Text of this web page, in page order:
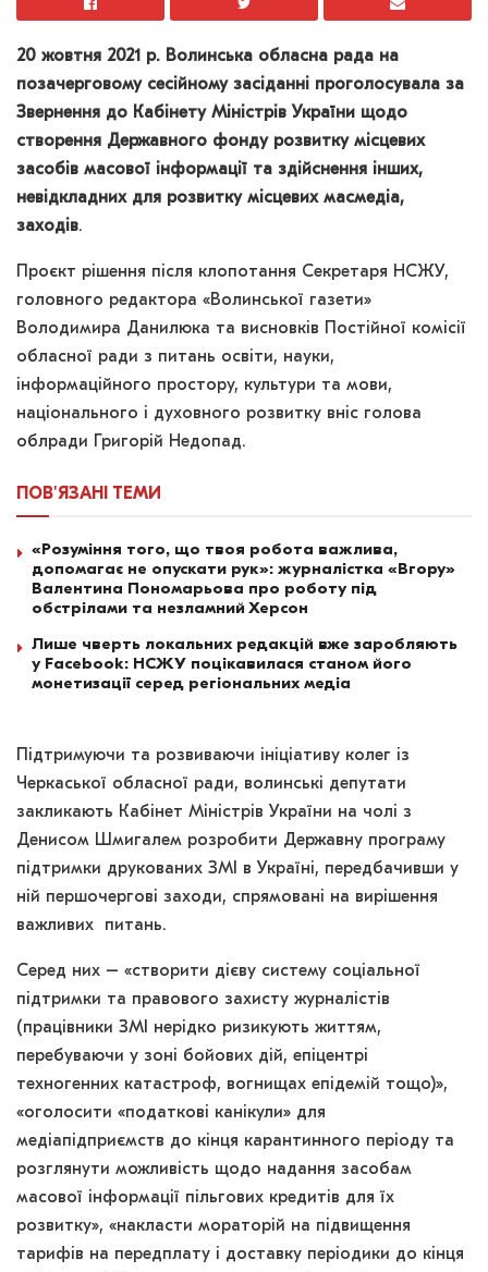
20 жовтня 2021 р. Волинська обласна рада на
позачерговому сесійному засіданні проголосувала за
Звернення до Кабінету Міністрів України щодо
створення Державного фонду розвитку місцевих
засобів масової інформації та здійснення інших,
невідкладних для розвитку місцевих масмедіа,
заходів.
Проєкт рішення після клопотання Секретаря НСЖУ,
головного редактора «Волинської газети»
Володимира Данилюка та висновків Постійної комісії
обласної ради з питань освіти, науки,
інформаційного простору, культури та мови,
національного і духовного розвитку вніс голова
облради Григорій Недопад.
ПОВ'ЯЗАНІ ТЕМИ
«Розуміння того, що твоя робота важлива,
допомагає не опускати рук»: журналістка «Вгору»
Валентина Пономарьова про роботу під
обстрілами та незламний Херсон
Лише чверть локальних редакцій вже заробляють
у Facebook: НСЖУ поцікавилася станом його
монетизації серед регіональних медіа
Підтримуючи та розвиваючи ініціативу колег із
Черкаської обласної ради, волинські депутати
закликають Кабінет Міністрів України на чолі з
Денисом Шмигалем розробити Державну програму
підтримки друкованих ЗМІ в Україні, передбачивши у
ній першочергові заходи, спрямовані на вирішення
важливих питань.
Серед них – «створити дієву систему соціальної
підтримки та правового захисту журналістів
(працівники ЗМІ нерідко ризикують життям,
перебуваючи у зоні бойових дій, епіцентрі
техногенних катастроф, вогнищах епідемій тощо)»,
«оголосити «податкові канікули» для
медіапідприємств до кінця карантинного періоду та
розглянути можливість щодо надання засобам
масової інформації пільгових кредитів для їх
розвитку», «накласти мораторій на підвищення
тарифів на передплату і доставку періодики до кінця